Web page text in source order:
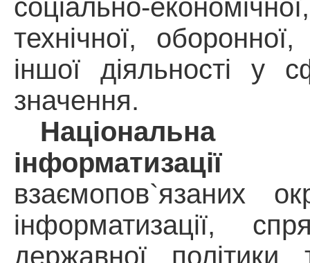
соціально-
технічної,
іншої діяльності у
значення.
інформатизації
взаємопов`язаних
інформатизації,
державної політики